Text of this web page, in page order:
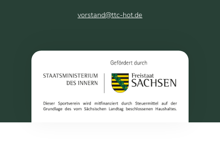
vorstand@ttc-hot.de